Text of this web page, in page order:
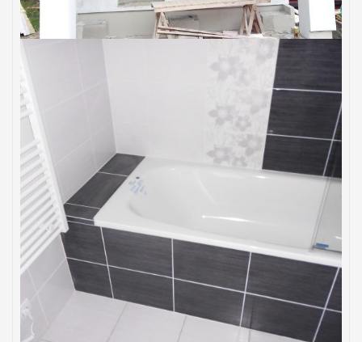
Nadstavba chaty
BYTY KÚPEĽNE
Rekonštrukcia bytu